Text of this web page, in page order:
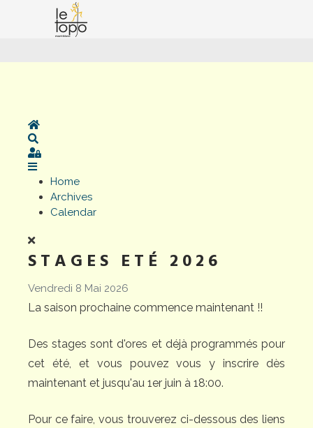
Home
Sign In
Home
Archives
Calendar
STAGES ETÉ 2026
Vendredi 8 Mai 2026
La saison prochaine commence maintenant !!
Des stages sont d'ores et déjà programmés pour
cet été, et vous pouvez vous y inscrire dès
maintenant et jusqu'au 1er juin à 18:00.
Pour ce faire, vous trouverez ci-dessous des liens